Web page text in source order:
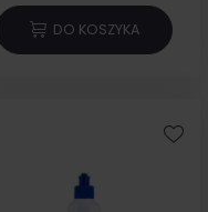
DO KOSZYKA